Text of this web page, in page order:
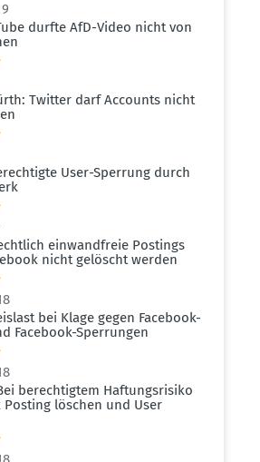
durfte AfD-Video nicht von
Twitter darf Accounts nicht
User-Sperrung durch
einwand­freie Postings
nicht gelöscht werden
bei Klage gegen Facebook-
Facebook-Sperrungen
berech­tigtem Haftungs­risiko
Posting löschen und User